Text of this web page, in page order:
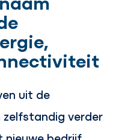
uit de
zelfstandig verder